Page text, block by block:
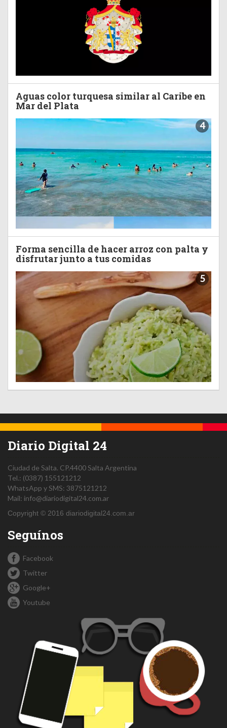
Aguas color turquesa similar al Caribe en
Mar del Plata
4
Forma sencilla de hacer arroz con palta y
disfrutar junto a tus comidas
5
Diario Digital 24
Ciudad de Salta. CP.4400Salta Argentina
Tel.: (0387) 155121212
WhatsApp y SMS: 3875121212
Mail: info@diariodigital24.com.ar
Copyright © 2016 diariodigital24.com.ar
Seguínos
Facebook
Twitter
Google+
Youtube